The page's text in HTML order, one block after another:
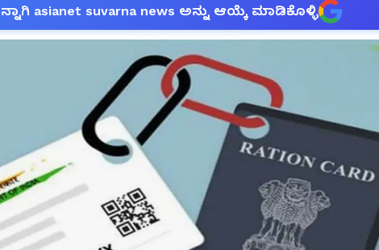
asianet suvarna news ಅನ್ನು ಆಯ್ಕೆ ಮಾಡಿಕೊಳ್ಳಿ